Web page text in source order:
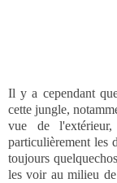
Il y a cependant
cette jungle,
vue de
particulièrement les
toujours
les voir au milieu